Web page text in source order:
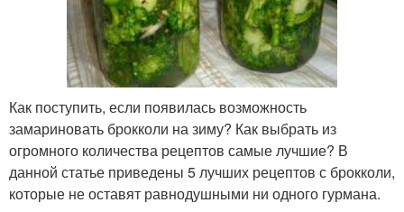
Как поступить, если появилась возможность
замариновать брокколи на зиму? Как выбрать из
огромного количества рецептов самые лучшие? В
данной статье приведены 5 лучших рецептов с брокколи,
которые не оставят равнодушными ни одного гурмана.